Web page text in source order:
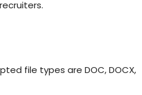
file types are DOC, DOCX,